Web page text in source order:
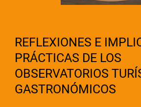
REFLEXIONES E
PRÁCTICAS DE LOS
OBSERVATORIOS
GASTRONÓMICOS